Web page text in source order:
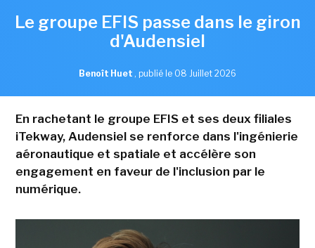
Le groupe EFIS passe dans le giron
d'Audensiel
Benoît Huet , publié le 08 Juillet 2026
En rachetant le groupe EFIS et ses deux filiales
iTekway, Audensiel se renforce dans l'ingénierie
aéronautique et spatiale et accélère son
engagement en faveur de l'inclusion par le
numérique.